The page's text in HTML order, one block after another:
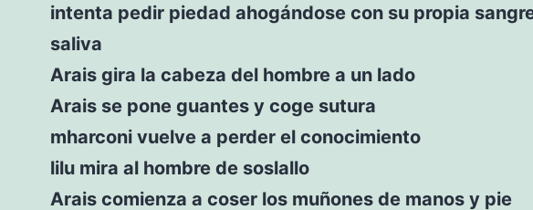
intenta pedir piedad ahogándose con su propia
saliva
Arais gira la cabeza del hombre a un lado
Arais se pone guantes y coge sutura
mharconi vuelve a perder el conocimiento
lilu mira al hombre de soslallo
Arais comienza a coser los muñones de manos y pie